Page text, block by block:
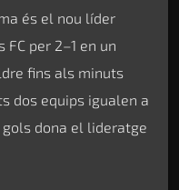
és el nou líder
FC per 2–1 en un
fins als minuts
dos equips igualen a
dona el lideratge